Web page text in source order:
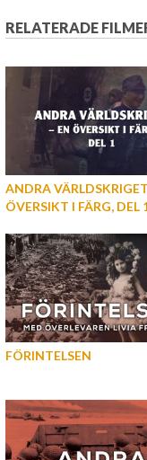
RELATERADE
ANDRA
ÖVERSIKT I FÄRG, DEL
FÖRINTELSEN